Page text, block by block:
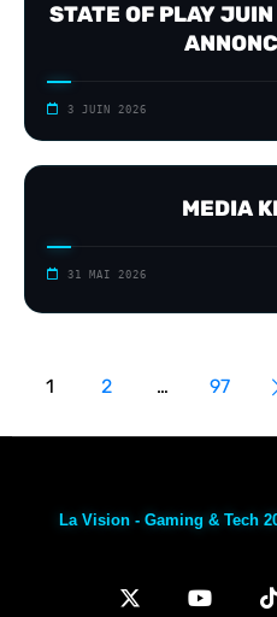
STATE OF PLAY
3 JUIN 2026
MEDIA
31 MAI 2026
1 2 … 97
La Vision - Gaming & Tech